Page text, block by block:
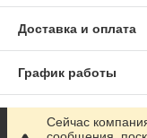
Доставка и оплата
График работы
Полная версия
Сейчас